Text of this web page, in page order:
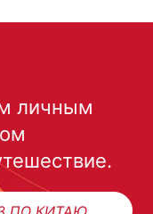
личным